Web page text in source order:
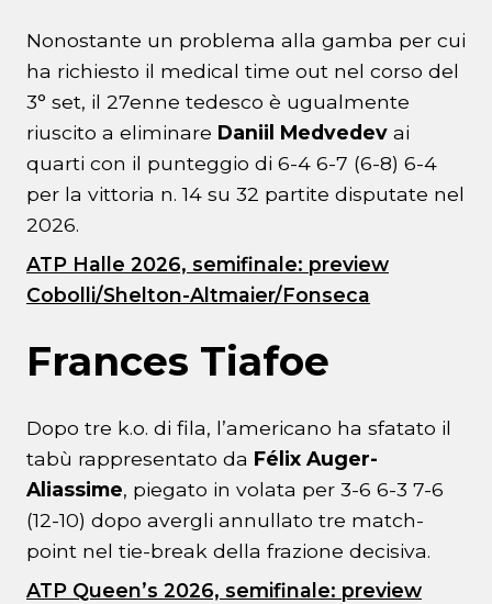
Nonostante un problema alla gamba per cui
ha richiesto il medical time out nel corso del
3° set, il 27enne tedesco è ugualmente
riuscito a eliminare Daniil Medvedev ai
quarti con il punteggio di 6-4 6-7 (6-8) 6-4
per la vittoria n. 14 su 32 partite disputate nel
2026.
ATP Halle 2026, semifinale: preview
Cobolli/Shelton-Altmaier/Fonseca
Frances Tiafoe
Dopo tre k.o. di fila, l’americano ha sfatato il
tabù rappresentato da Félix Auger-
Aliassime, piegato in volata per 3-6 6-3 7-6
(12-10) dopo avergli annullato tre match-
point nel tie-break della frazione decisiva.
ATP Queen’s 2026, semifinale: preview